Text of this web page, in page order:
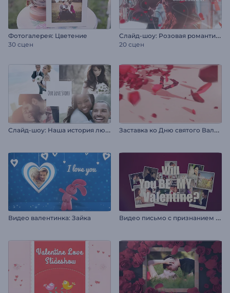
Фотогалерея: Цветение
30 сцен
С
лайд-шоу: Розовая романтика
20 сцен
С
лайд-шоу: Наша история любви З
аставка ко Дню святого Валентина
Видео валентинка: Зайка В
идео письмо с признанием в любви